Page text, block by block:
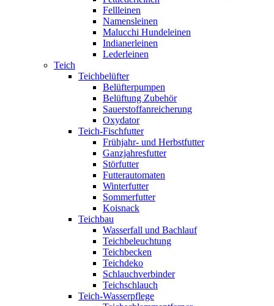
Fellleinen
Namensleinen
Malucchi Hundeleinen
Indianerleinen
Lederleinen
Teich
Teichbelüfter
Belüfterpumpen
Belüftung Zubehör
Sauerstoffanreicherung
Oxydator
Teich-Fischfutter
Frühjahr- und Herbstfutter
Ganzjahresfutter
Störfutter
Futterautomaten
Winterfutter
Sommerfutter
Koisnack
Teichbau
Wasserfall und Bachlauf
Teichbeleuchtung
Teichbecken
Teichdeko
Schlauchverbinder
Teichschlauch
Teich-Wasserpflege